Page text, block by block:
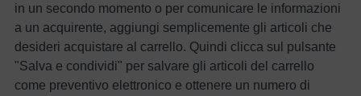
in un secondo momento o per comunicare le informazioni
a un acquirente, aggiungi semplicemente gli articoli che
desideri acquistare al carrello. Quindi clicca sul pulsante
"Salva e condividi" per salvare gli articoli del carrello
come preventivo elettronico e ottenere un numero di